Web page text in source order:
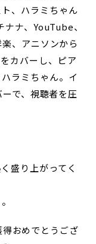
、ハラミちゃん
ナ、YouTube、
、アニソンから
カバーし、ピア
ラミちゃん。イ
で、視聴者を圧
盛り上がってく
おめでとうござ